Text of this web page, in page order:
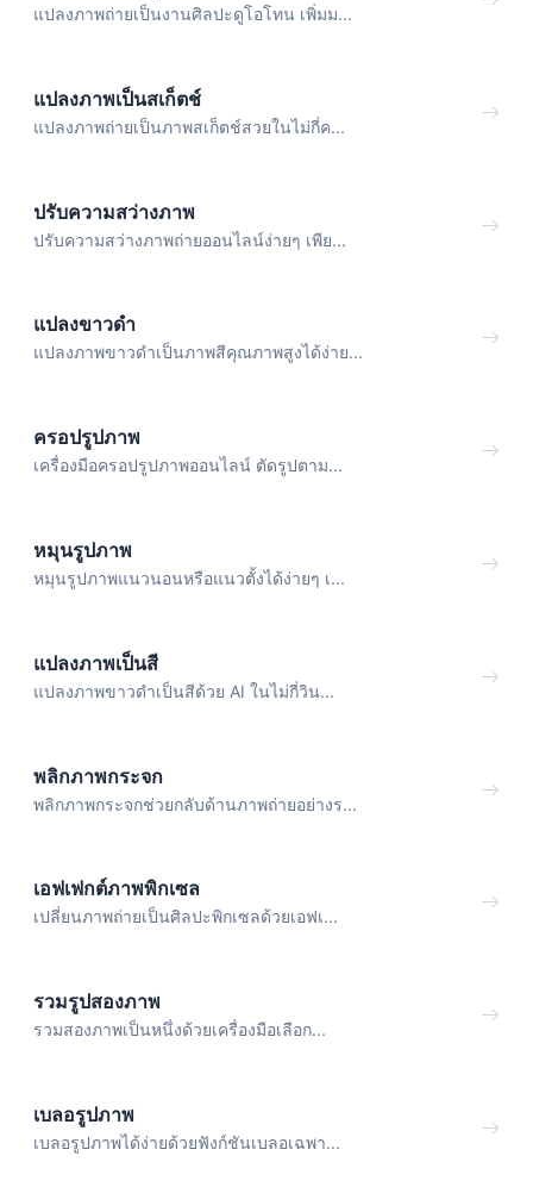
แปลงภาพถ่ายเป็นงานศิลปะดูโอโทน เพิ่มม...
แปลงภาพเป็นสเก็ตช์
แปลงภาพถ่ายเป็นภาพสเก็ตช์สวยในไม่กี่ค...
ปรับความสว่างภาพ
ปรับความสว่างภาพถ่ายออนไลน์ง่ายๆ เพีย...
แปลงขาวดำ
แปลงภาพขาวดำเป็นภาพสีคุณภาพสูงได้ง่าย...
ครอปรูปภาพ
เครื่องมือครอปรูปภาพออนไลน์ ตัดรูปตาม...
หมุนรูปภาพ
หมุนรูปภาพแนวนอนหรือแนวตั้งได้ง่ายๆ เ...
แปลงภาพเป็นสี
แปลงภาพขาวดำเป็นสีด้วย AI ในไม่กี่วิน...
พลิกภาพกระจก
พลิกภาพกระจกช่วยกลับด้านภาพถ่ายอย่างร...
เอฟเฟกต์ภาพพิกเซล
เปลี่ยนภาพถ่ายเป็นศิลปะพิกเซลด้วยเอฟเ...
รวมรูปสองภาพ
รวมสองภาพเป็นหนึ่งด้วยเครื่องมือเลือก...
เบลอรูปภาพ
เบลอรูปภาพได้ง่ายด้วยฟังก์ชันเบลอเฉพา...